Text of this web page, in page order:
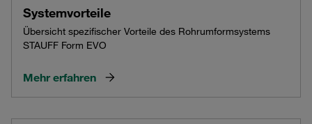
Systemvorteile
Übersicht spezifischer Vorteile des Rohrumformsystems
STAUFF Form EVO
Mehr erfahren